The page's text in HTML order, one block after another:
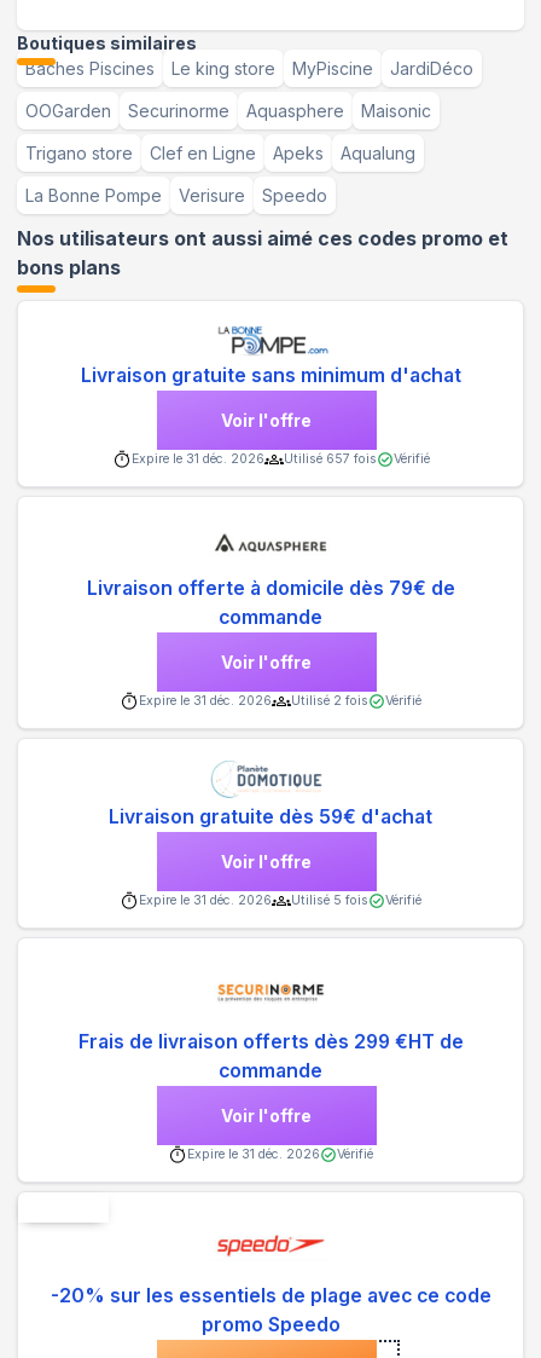
Boutiques similaires
Bâches Piscines
Le king store MyPiscine JardiDéco
OOGarden Securinorme Aquasphere Maisonic
Trigano store Clef en Ligne Apeks Aqualung
La Bonne Pompe Verisure Speedo
Nos utilisateurs ont aussi aimé ces codes promo et
bons plans
Livraison gratuite sans minimum d'achat
Voir l'offre
Expire le 31 déc. 2026 Utilisé 657 fois Vérifié
Livraison offerte à domicile dès 79€ de
commande
Voir l'offre
Expire le 31 déc. 2026 Utilisé 2 fois Vérifié
Livraison gratuite dès 59€ d'achat
Voir l'offre
Expire le 31 déc. 2026 Utilisé 5 fois Vérifié
Frais de livraison offerts dès 299 €HT de
commande
Voir l'offre
Expire le 31 déc. 2026 Vérifié
-20% sur les essentiels de plage avec ce code
promo Speedo